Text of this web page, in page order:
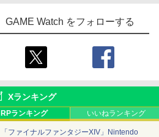
GAME Watch をフォローする
Xランキング
RPランキング いいねランキング
「ファイナルファンタジーXIV」Nintendo